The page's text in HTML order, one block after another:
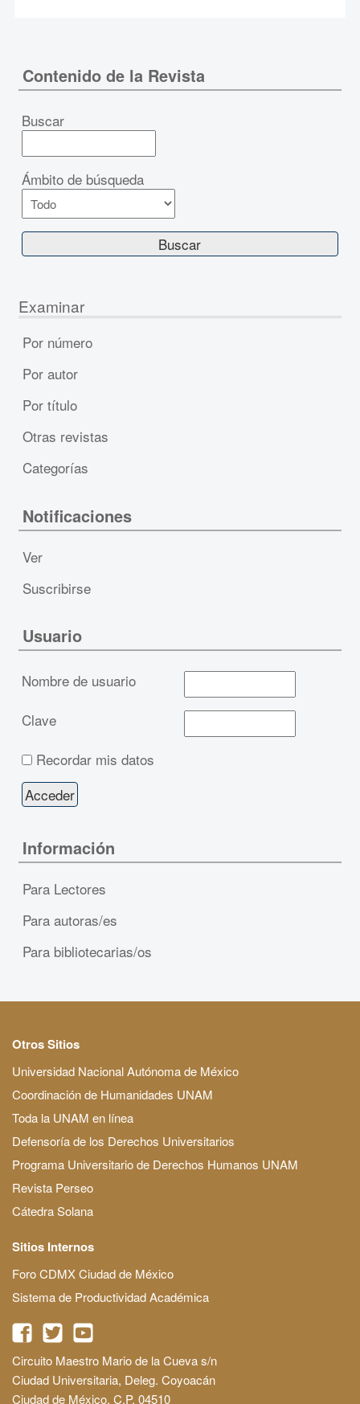
Contenido de la Revista
Buscar
Ámbito de búsqueda
Examinar
Por número
Por autor
Por título
Otras revistas
Categorías
Notificaciones
Ver
Suscribirse
Usuario
Nombre de usuario
Clave
Recordar mis datos
Información
Para Lectores
Para autoras/es
Para bibliotecarias/os
Otros Sitios
Universidad Nacional Autónoma de México
Coordinación de Humanidades UNAM
Toda la UNAM en línea
Defensoría de los Derechos Universitarios
Programa Universitario de Derechos Humanos UNAM
Revista Perseo
Cátedra Solana
Sitios Internos
Foro CDMX Ciudad de México
Sistema de Productividad Académica
Circuito Maestro Mario de la Cueva s/n
Ciudad Universitaria, Deleg. Coyoacán
Ciudad de México, C.P. 04510